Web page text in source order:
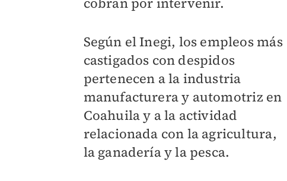
Según el Inegi, los empleos más
castigados con despidos
pertenecen a la industria
manufacturera y automotriz en
Coahuila y a la actividad
relacionada con la agricultura,
la ganadería y la pesca.